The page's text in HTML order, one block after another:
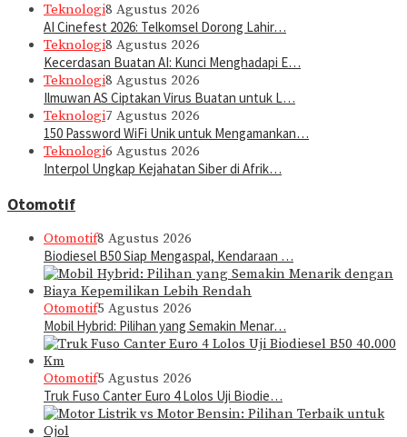
Teknologi8 Agustus 2026
AI Cinefest 2026: Telkomsel Dorong Lahir…
Teknologi8 Agustus 2026
Kecerdasan Buatan AI: Kunci Menghadapi E…
Teknologi8 Agustus 2026
Ilmuwan AS Ciptakan Virus Buatan untuk L…
Teknologi7 Agustus 2026
150 Password WiFi Unik untuk Mengamankan…
Teknologi6 Agustus 2026
Interpol Ungkap Kejahatan Siber di Afrik…
Otomotif
Otomotif8 Agustus 2026
Biodiesel B50 Siap Mengaspal, Kendaraan …
Otomotif5 Agustus 2026
Mobil Hybrid: Pilihan yang Semakin Menar…
Otomotif5 Agustus 2026
Truk Fuso Canter Euro 4 Lolos Uji Biodie…